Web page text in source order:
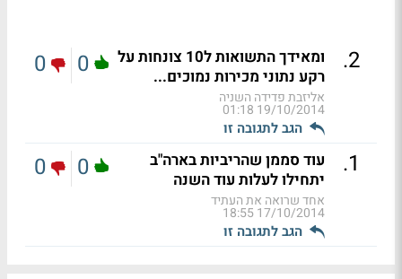
2
.
ומאידך התשואות ל10 צונחות על
רקע נתוני מכירות נמוכים...
אליזבת פדידה השניה
19/10/2014 01:18
הגב לתגובה זו
0
0
1
.
עוד סממן שהריביות בארה"ב
יתחילו לעלות עוד השנה
אחד שרואה את העתיד
17/10/2014 18:55
הגב לתגובה זו
0
0